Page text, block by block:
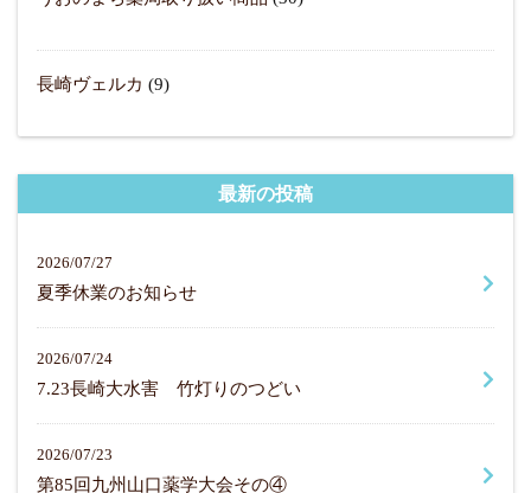
長崎ヴェルカ (9)
最新の投稿
2026/07/27
夏季休業のお知らせ
2026/07/24
7.23長崎大水害 竹灯りのつどい
2026/07/23
第85回九州山口薬学大会その④